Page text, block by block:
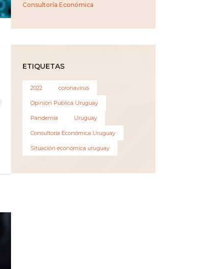
Consultoría Económica
ETIQUETAS
2022 coronavirus
Opinión Pública Uruguay
Pandemia Uruguay
Consultoría Económica Uruguay
Situación económica uruguay